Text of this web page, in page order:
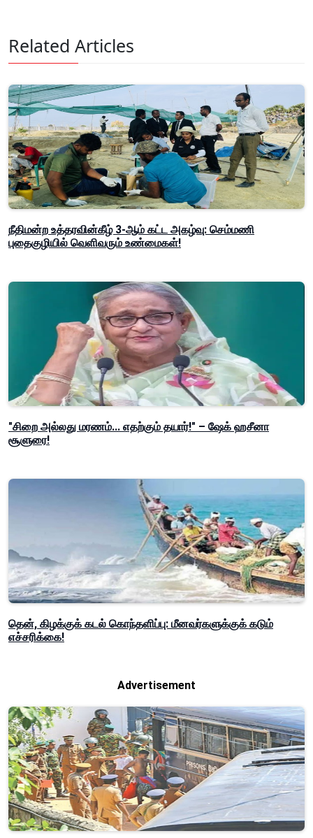
Related Articles
நீதிமன்ற உத்தரவின்கீழ் 3-ஆம் கட்ட அகழ்வு: செம்மணி
புதைகுழியில் வெளிவரும் உண்மைகள்!
"சிறை அல்லது மரணம்... எதற்கும் தயார்!" – ஷேக் ஹசீனா
சூளுரை!
தென், கிழக்குக் கடல் கொந்தளிப்பு: மீனவர்களுக்குக் கடும்
எச்சரிக்கை!
Advertisement